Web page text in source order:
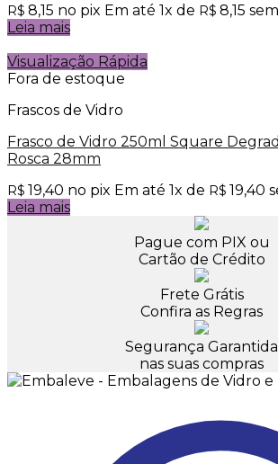
R$ 8,15 no pix Em até 1x de R$ 8,15
Leia mais
Visualização Rápida
Fora de estoque
Frascos de Vidro
Frasco de Vidro 250ml Square
Rosca 28mm
R$ 19,40 no pix Em até 1x de R$ 19,40
Leia mais
Pague com PIX ou
Cartão de Crédito
Frete Grátis
Confira as Regras
Segurança Garantida
nas suas compras